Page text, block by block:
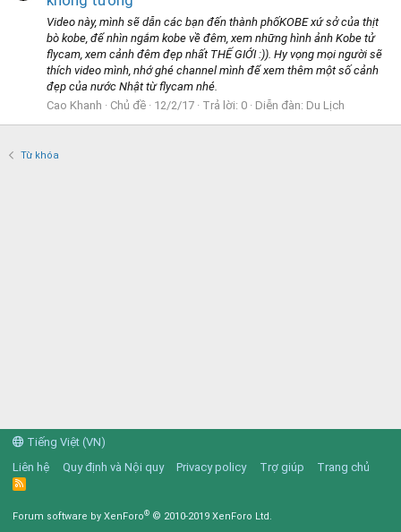
Video này, mình sẽ dẫn các bạn đến thành phốKOBE xứ sở của thịt
bò kobe, để nhìn ngắm kobe về đêm, xem những hình ảnh Kobe tử
flycam, xem cảnh đêm đẹp nhất THẾ GIỚI :)). Hy vọng mọi người sẽ
thích video mình, nhớ ghé channel mình để xem thêm một số cảnh
đẹp của nước Nhật từ flycam nhé.
Cao Khanh
Chủ đề 12/2/17 Trả lời: 0 Diễn đàn: Du Lịch
Từ khóa
Tiếng Việt (VN)
Liên hệ
Quy định và Nội quy Privacy policy Trợ giúp Trang chủ
R
S
Forum software by XenForo® © 2010-2019 XenForo Ltd.